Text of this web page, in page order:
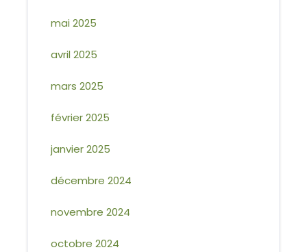
mai 2025
avril 2025
mars 2025
février 2025
janvier 2025
décembre 2024
novembre 2024
octobre 2024